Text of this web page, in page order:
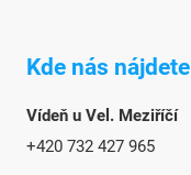
Kde nás nájdete
Vídeň u Vel. Meziříčí
+420 732 427 965